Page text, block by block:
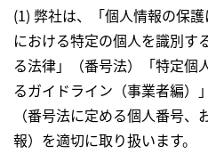
(1) 弊社は、「個人情報の保
における特定の個人を識別す
る法律」（番号法）「特定個
るガイドライン（事業者編）
（番号法に定める個人番号
報）を適切に取り扱います。